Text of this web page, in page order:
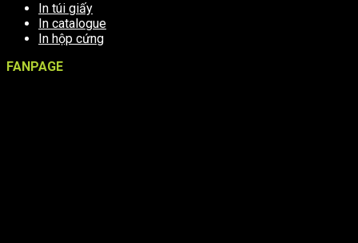
In túi giấy
In catalogue
In hộp cứng
FANPAGE